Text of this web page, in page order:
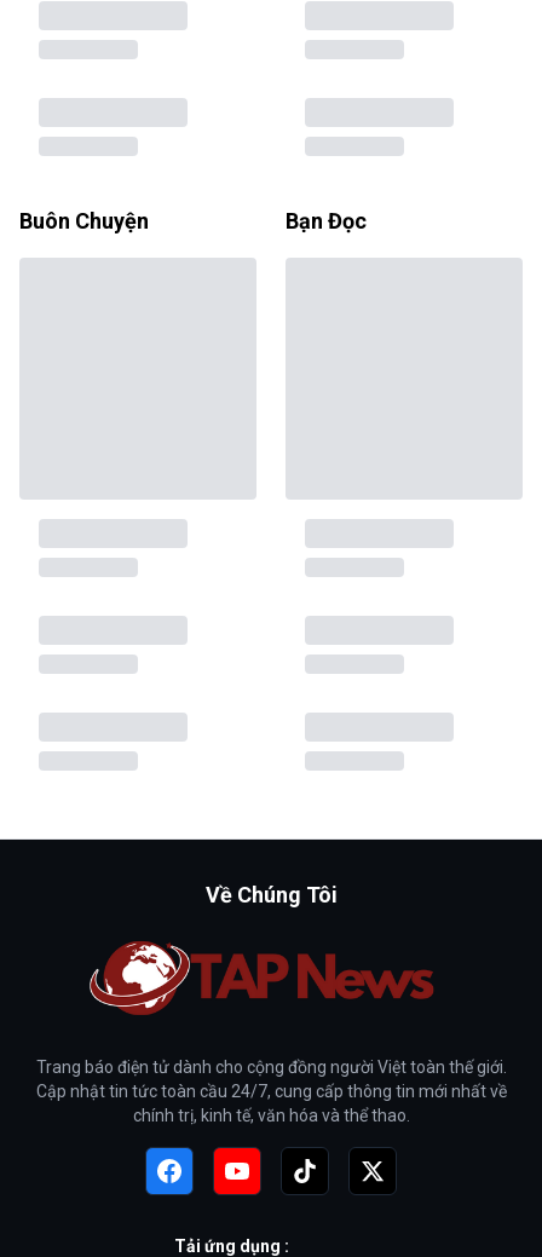
Buôn Chuyện Bạn Đọc
Về Chúng Tôi
Trang báo điện tử dành cho cộng đồng người Việt toàn thế giới.
Cập nhật tin tức toàn cầu 24/7, cung cấp thông tin mới nhất về
chính trị, kinh tế, văn hóa và thể thao.
Tải ứng dụng :